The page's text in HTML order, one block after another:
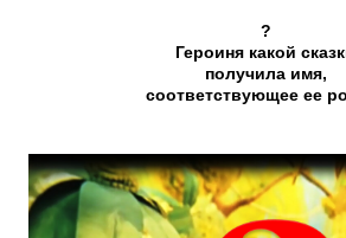
?
Героиня какой
получила имя,
соответствующее ее